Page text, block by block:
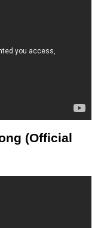
(Official